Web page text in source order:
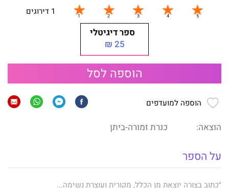
1 דירוגים
ספר דיגיטלי
25 ₪
הוספה לסל
הוספה למועדפים
הוצאה: כנרת זמורה-ביתן
על הספר
״כתוב בצורה יוצאת מן הכלל, מקורית ועוצרת נשימה...